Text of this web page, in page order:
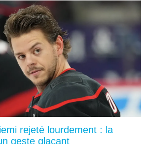
rejeté lourdement : la
geste glaçant